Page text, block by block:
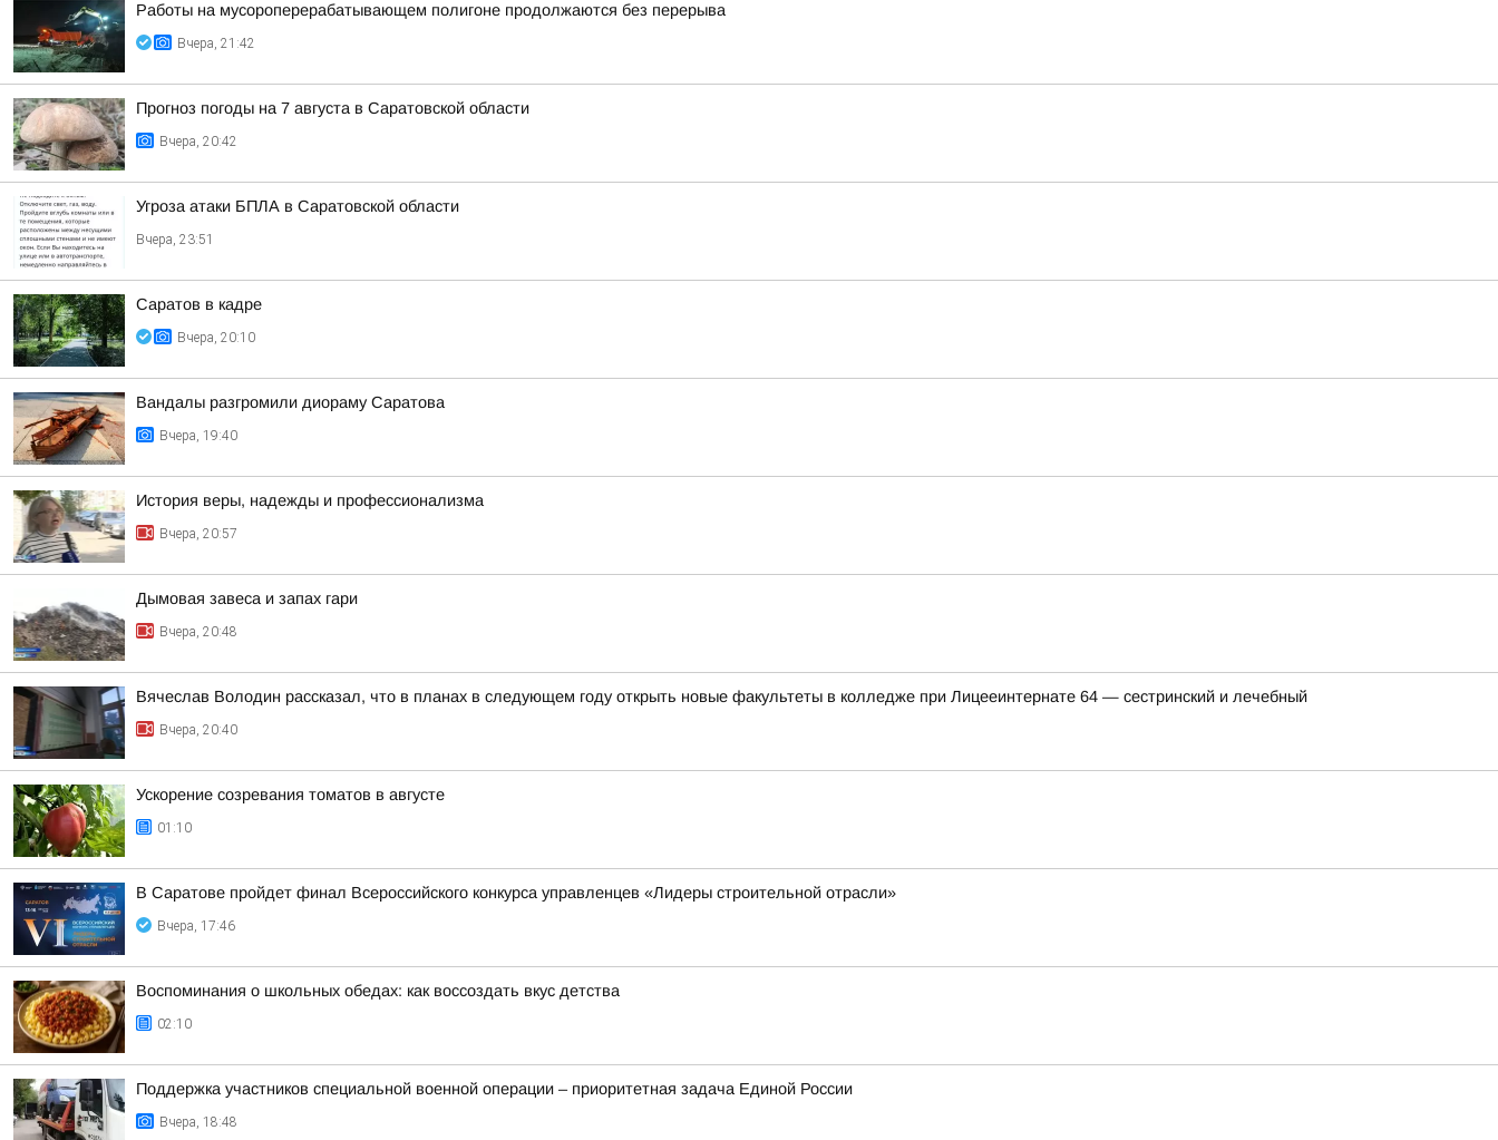
Работы на мусороперерабатывающем полигоне продолжаются без перерыва
Вчера, 21:42
Прогноз погоды на 7 августа в Саратовской области
Вчера, 20:42
Угроза атаки БПЛА в Саратовской области
Вчера, 23:51
Саратов в кадре
Вчера, 20:10
Вандалы разгромили диораму Саратова
Вчера, 19:40
История веры, надежды и профессионализма
Вчера, 20:57
Дымовая завеса и запах гари
Вчера, 20:48
Вячеслав Володин рассказал, что в планах в следующем году открыть новые факультеты в колледже при Лицееинтернате 64 — сестринский и лечебный
Вчера, 20:40
Ускорение созревания томатов в августе
01:10
В Саратове пройдет финал Всероссийского конкурса управленцев «Лидеры строительной отрасли»
Вчера, 17:46
Воспоминания о школьных обедах: как воссоздать вкус детства
02:10
Поддержка участников специальной военной операции – приоритетная задача Единой России
Вчера, 18:48